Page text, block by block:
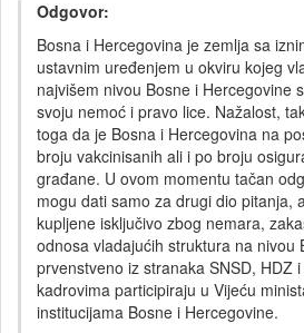
Odgovor:
Bosna i Hercegovina je zemlja sa
ustavnim uređenjem u okviru kojeg
najvišem nivou Bosne i Hercegovine
svoju nemoć i pravo lice. Nažalost,
toga da je Bosna i Hercegovina na
broju vakcinisanih ali i po broju
građane. U ovom momentu tačan
mogu dati samo za drugi dio pitanja,
kupljene isključivo zbog nemara,
odnosa vladajućih struktura na nivou
prvenstveno iz stranaka SNSD, HDZ
kadrovima participiraju u Vijeću
institucijama Bosne i Hercegovine.